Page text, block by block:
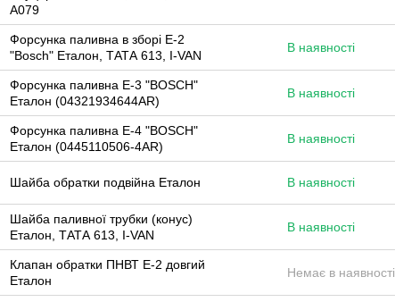
А079
Форсунка паливна в зборі Е-2
"Bosch" Еталон, ТАТА 613, I-VAN
В наявності
Форсунка паливна Е-3 "BOSCH"
Еталон (04321934644AR)
В наявності
Форсунка паливна Е-4 "BOSCH"
Еталон (0445110506-4AR)
В наявності
Шайба обратки подвійна Еталон В наявності
Шайба паливної трубки (конус)
Еталон, ТАТА 613, I-VAN
В наявності
Клапан обратки ПНВТ Е-2 довгий
Еталон
Немає в наявності